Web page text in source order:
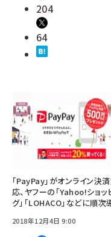
204
64
「PayPay」がオンライン決
応、ヤフーの「Yahoo!ショッ
グ」「LOHACO」などに順次
2018年12月4日 9:00